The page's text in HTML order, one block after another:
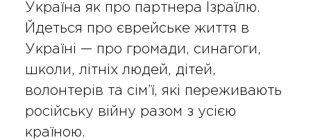
Україна як про партнера Ізраїлю.
Йдеться про єврейське життя в
Україні — про громади, синагоги,
школи, літніх людей, дітей,
волонтерів та сім’ї, які переживають
російську війну разом з усією
країною.